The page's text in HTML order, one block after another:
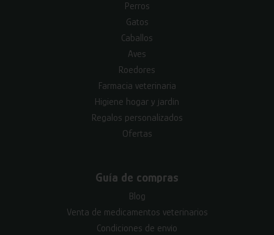
Perros
Gatos
Caballos
Aves
Roedores
Farmacia veterinaria
Higiene hogar y jardín
Regalos personalizados
Ofertas
Guía de compras
Blog
Venta de medicamentos veterinarios
Condiciones de envío